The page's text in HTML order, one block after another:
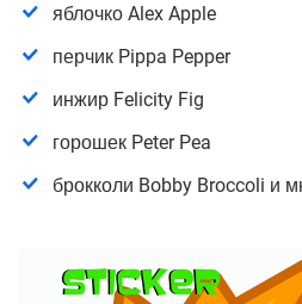
яблочко Alex Apple
перчик Pippa Pepper
инжир Felicity Fig
горошек Peter Pea
брокколи Bobby Broccoli и